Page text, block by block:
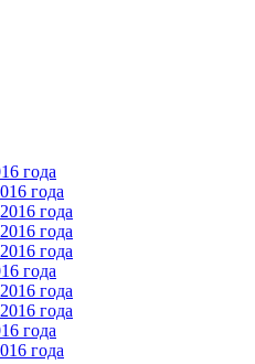
года
года
года
года
года
года
года
года
года
года